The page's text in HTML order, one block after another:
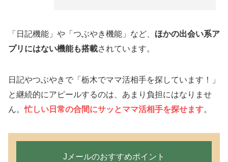
「日記機能」や「つぶやき機能」など、 ほかの出会い系ア
プリにはない機能も搭載されています。
日記やつぶやきで「栃木でママ活相手を探しています！」
と継続的にアピールするのは、あまり負担にはなりませ
ん。忙しい日常の合間にサッとママ活相手を探せます。
Jメールのおすすめポイント